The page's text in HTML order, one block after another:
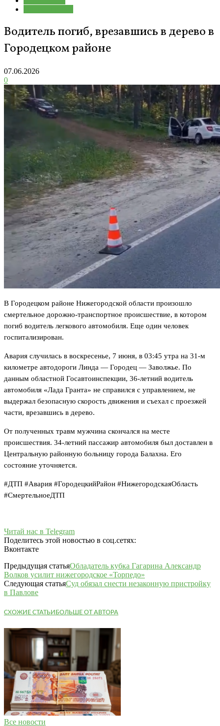
Водитель погиб, врезавшись в дерево в
Городецком районе
07.06.2026
0
В Городецком районе Нижегородской области произошло
смертельное дорожно-транспортное происшествие, в котором
погиб водитель легкового автомобиля. Еще один человек
госпитализирован.
Авария случилась в воскресенье, 7 июня, в 03:45 утра на 31-м
километре автодороги Линда — Городец — Заволжье. По
данным областной Госавтоинспекции, 36-летний водитель
автомобиля «Лада Гранта» не справился с управлением, не
выдержал безопасную скорость движения и съехал с проезжей
части, врезавшись в дерево.
От полученных травм мужчина скончался на месте
происшествия. 34-летний пассажир автомобиля был доставлен в
Центральную районную больницу города Балахна. Его
состояние уточняется.
#ДТП #Авария #ГородецкийРайон #НижегородскаяОбласть
#СмертельноеДТП
Читай нас в Telegram
Поделитесь этой новостью в соц.сетях:
Вконтакте
Предыдущая статьяОбладатель кубка Гагарина Александр
Волков усилит нижегородское «Торпедо»
Следующая статьяСуд обязал снести незаконную пристройку
в Павлове
СХОЖИЕ СТАТЬИБОЛЬШЕ ОТ АВТОРА
Все новости